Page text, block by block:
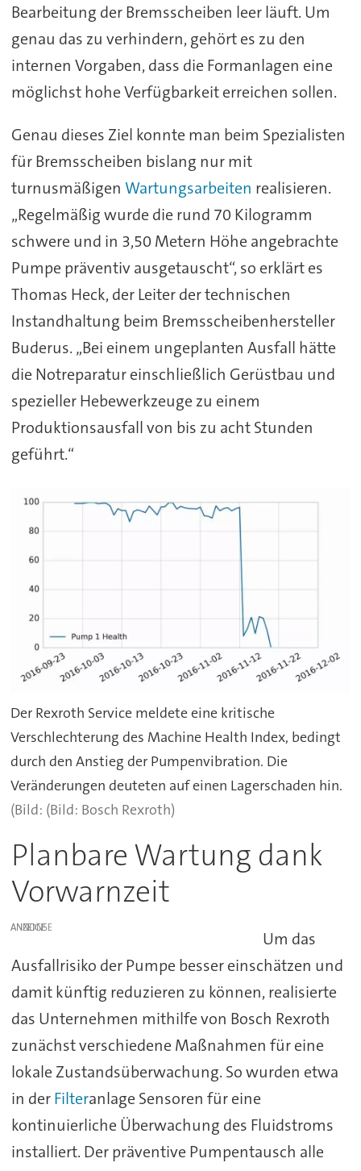
Bearbeitung der Bremsscheiben leer läuft. Um
genau das zu verhindern, gehört es zu den
internen Vorgaben, dass die Formanlagen eine
möglichst hohe Verfügbarkeit erreichen sollen.
Genau dieses Ziel konnte man beim Spezialisten
für Bremsscheiben bislang nur mit
turnusmäßigen Wartungsarbeiten realisieren.
„Regelmäßig wurde die rund 70 Kilogramm
schwere und in 3,50 Metern Höhe angebrachte
Pumpe präventiv ausgetauscht“, so erklärt es
Thomas Heck, der Leiter der technischen
Instandhaltung beim Bremsscheibenhersteller
Buderus. „Bei einem ungeplanten Ausfall hätte
die Notreparatur einschließlich Gerüstbau und
spezieller Hebewerkzeuge zu einem
Produktionsausfall von bis zu acht Stunden
geführt.“
Der Rexroth Service meldete eine kritische
Verschlechterung des Machine Health Index, bedingt
durch den Anstieg der Pumpenvibration. Die
Veränderungen deuteten auf einen Lagerschaden hin.
(Bild: Bosch Rexroth)
Planbare Wartung dank
Vorwarnzeit
ANZEIGE
Um das
Ausfallrisiko der Pumpe besser einschätzen und
damit künftig reduzieren zu können, realisierte
das Unternehmen mithilfe von Bosch Rexroth
zunächst verschiedene Maßnahmen für eine
lokale Zustandsüberwachung. So wurden etwa
in derFilteranlage Sensoren für eine
kontinuierliche Überwachung des Fluidstroms
installiert. Der präventive Pumpentausch alle